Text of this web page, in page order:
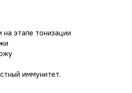
этапе тонизации
иммунитет.